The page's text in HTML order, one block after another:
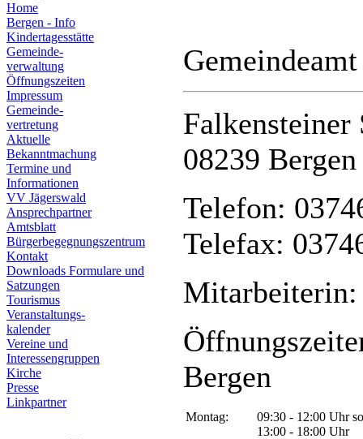
Home
Bergen - Info
Kindertagesstätte
Gemeinde-
verwaltung
Öffnungszeiten
Impressum
Gemeinde-
vertretung
Aktuelle
Bekanntmachung
Termine und
Informationen
VV Jägerswald
Ansprechpartner
Amtsblatt
Bürgerbegegnungszentrum
Kontakt
Downloads Formulare und
Satzungen
Tourismus
Veranstaltungs-
kalender
Vereine und
Interessen­gruppen
Kirche
Presse
Linkpartner
Falkensteiner
08239 Bergen
Telefon:
Telefax:
Mitarbeiterin:
Bergen
Montag:
09:30 - 12:00 Uhr
13:00 - 18:00 Uhr